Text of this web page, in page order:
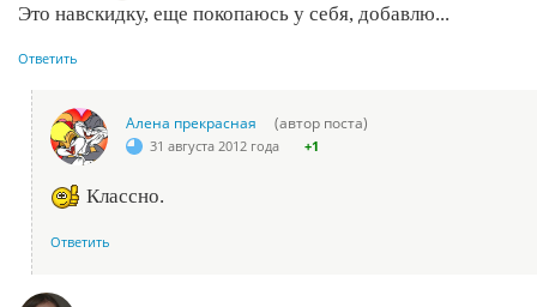
Это навскидку, еще покопаюсь у себя, добавлю...
Ответить
Алена прекрасная (автор поста)
31 августа 2012 года +1
Классно.
Ответить